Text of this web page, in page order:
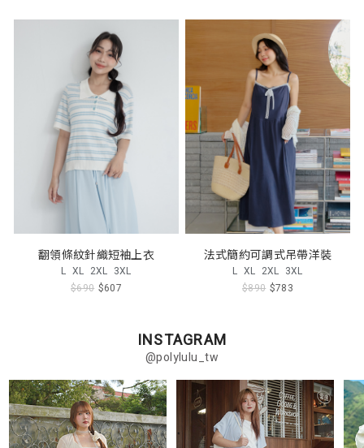
翻領條紋針織短袖上衣
L XL 2XL 3XL
$690 $607
法式簡約可調式吊帶洋裝
L XL 2XL 3XL
$890 $783
INSTAGRAM
@polylulu_tw